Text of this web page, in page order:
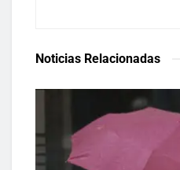
Noticias Relacionadas